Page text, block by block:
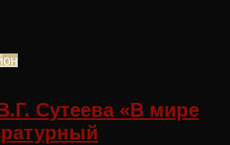
Сутеева «В мире